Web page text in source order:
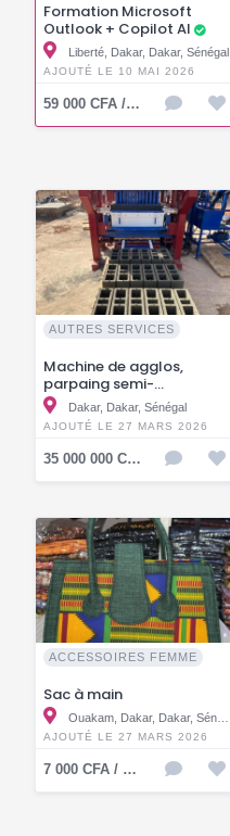
Formation Microsoft
Outlook + Copilot AI
Liberté, Dakar, Dakar, Sénégal
AJOUTÉ LE 10 MAI 2026
59 000 CFA / KMF
AUTRES SERVICES
Machine de agglos,
parpaing semi-
automatique OTT5.1SA
Dakar, Dakar, Sénégal
AJOUTÉ LE 27 MARS 2026
35 000 000 CFA / KMF
ACCESSOIRES FEMME
Sac à main
Ouakam, Dakar, Dakar, Sénégal
AJOUTÉ LE 27 MARS 2026
7 000 CFA / KMF